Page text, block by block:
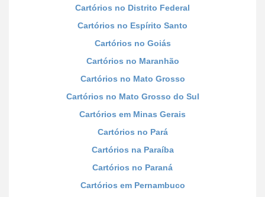
Cartórios no Distrito Federal
Cartórios no Espírito Santo
Cartórios no Goiás
Cartórios no Maranhão
Cartórios no Mato Grosso
Cartórios no Mato Grosso do Sul
Cartórios em Minas Gerais
Cartórios no Pará
Cartórios na Paraíba
Cartórios no Paraná
Cartórios em Pernambuco